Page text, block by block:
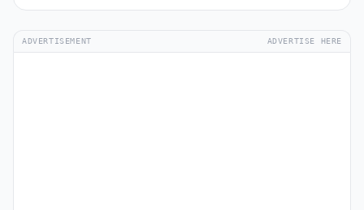
ADVERTISEMENT ADVERTISE HERE